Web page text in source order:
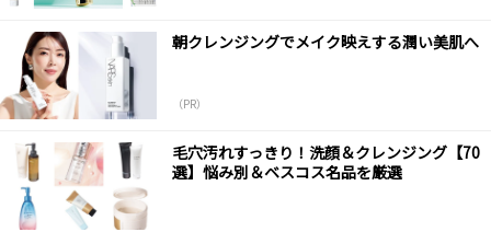
朝クレンジングでメイク映えする潤い美肌へ
（PR）
毛穴汚れすっきり！洗顔＆クレンジング【70
選】悩み別＆ベスコス名品を厳選